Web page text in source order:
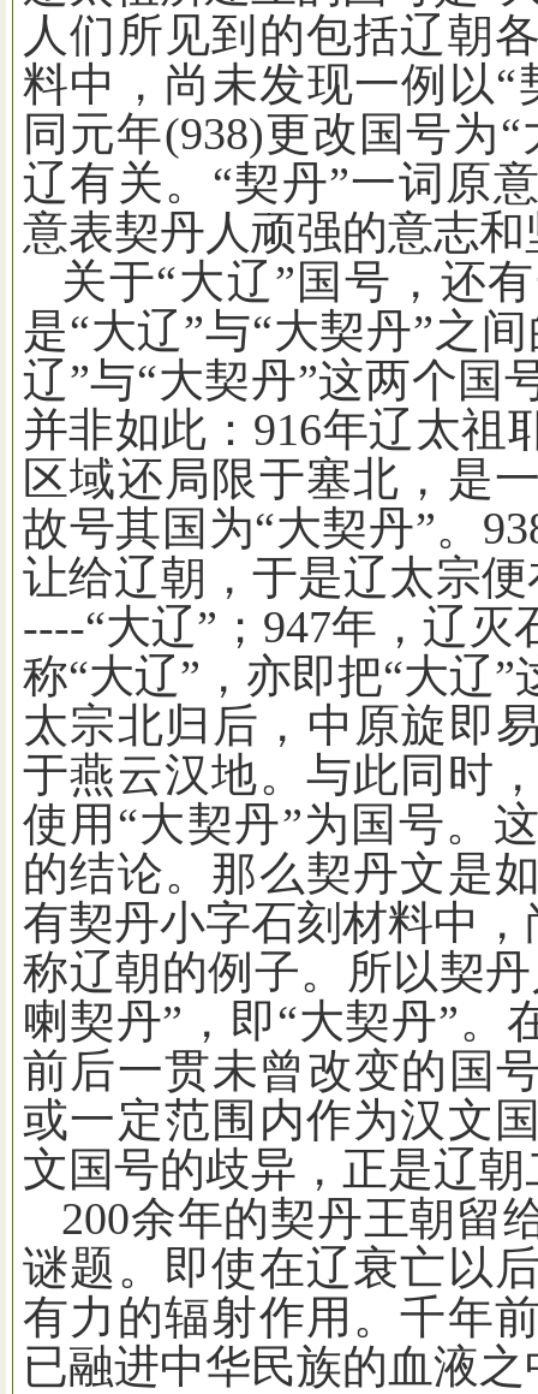
人们所见到的包括辽朝
料中，尚未发现一例以
同元年(938)更改国号为
辽有关。“契丹”一词原
意表契丹人顽强的意志
关于“大辽”国号，还
是“大辽”与“大契丹”之
辽”与“大契丹”这两个国
并非如此： 916年辽太祖
区域还局限于塞北，是
故号其国为“大契丹”。
让给辽朝，于是辽太宗
----“大辽”； 947年，辽灭
称“大辽”，亦即把“大辽
太宗北归后，中原旋即
于燕云汉地。与此同时
使用“大契丹”为国号。
的结论。那么契丹文是
有契丹小字石刻材料中，
称辽朝的例子。所以契
喇契丹”，即“大契丹”。
前后一贯未曾改变的国
或一定范围内作为汉文
文国号的歧异，正是辽
200余年的契丹王朝留
谜题。即使在辽衰亡以
有力的辐射作用。千年
已融进中华民族的血液